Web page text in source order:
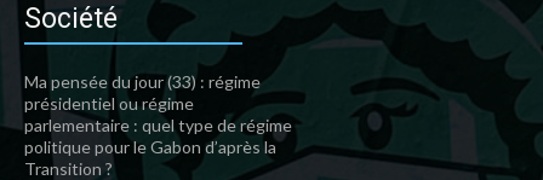
Société
Ma pensée du jour (33) : régime
présidentiel ou régime
parlementaire : quel type de régime
politique pour le Gabon d’après la
Transition ?